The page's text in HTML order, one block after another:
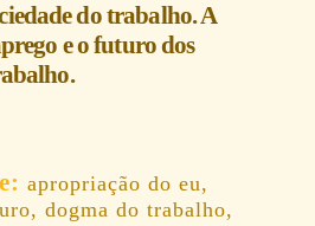
do trabalho. A
e o futuro dos
apropriação do eu,
dogma do trabalho,